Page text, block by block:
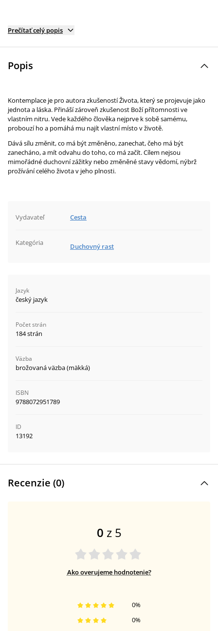
Prečítať celý popis
Popis
Kontemplace je pro autora zkušeností Života, který se projevuje jako
jednota a láska. Přináší zároveň zkušenost Boží přítomnosti ve
vlastním nitru. Vede každého člověka nejprve k sobě samému,
probouzí ho a pomáhá mu najít vlastní místo v životě.
Dává sílu změnit, co má být změněno, zanechat, čeho má být
zanecháno, a mít odvahu do toho, co má začít. Cílem nejsou
mimořádné duchovní zážitky nebo změněné stavy vědomí, nýbrž
prožívání celého života v jeho plnosti.
Vydavateľ Cesta
Kategória Duchovný rast
Jazyk
český jazyk
Počet strán
184 strán
Väzba
brožovaná väzba (mäkká)
ISBN
9788072951789
ID
13192
Recenzie (0)
0 z 5
Ako overujeme hodnotenie?
0%
0%